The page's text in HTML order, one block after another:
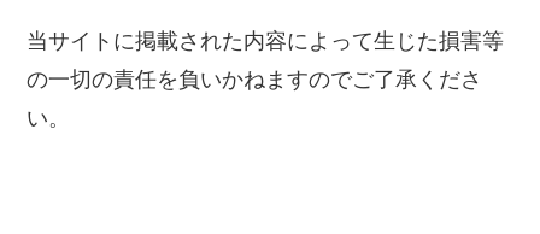
当サイトに掲載された内容によって生じた損害等
の一切の責任を負いかねますのでご了承くださ
い。